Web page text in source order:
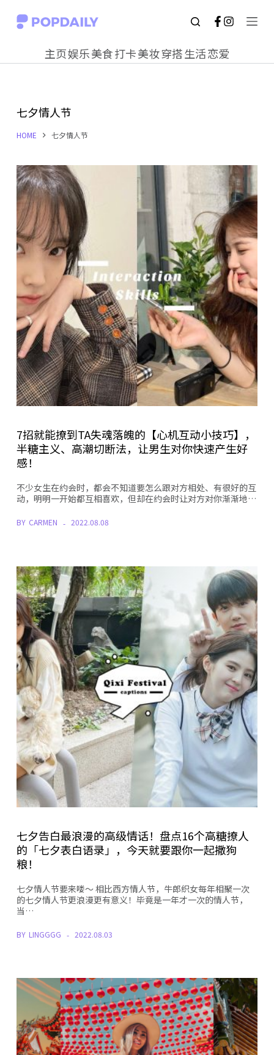
S
o
c
n
t
e
n
t
主页娱乐美食打卡美妆穿搭生活恋爱
七夕情人节
HOME 七夕情人节
7招就能撩到TA失魂落魄的【心机互动小技巧】，
半糖主义、高潮切断法，让男生对你快速产生好
感！
不少女生在约会时，都会不知道要怎么跟对方相处、有很好的互
动，明明一开始都互相喜欢，但却在约会时让对方对你渐渐地…
BY CARMEN 2022.08.08
七夕告白最浪漫的高级情话！盘点16个高糖撩人
的「七夕表白语录」，今天就要跟你一起撒狗
粮！
七夕情人节要来喽～ 相比西方情人节，牛郎织女每年相聚一次
的七夕情人节更浪漫更有意义！毕竟是一年才一次的情人节，
当…
BY LINGGGG 2022.08.03